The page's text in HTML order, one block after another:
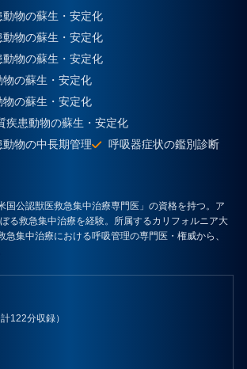
動物の蘇生・安定化
物の蘇生・安定化
動物の蘇生・安定化
物の蘇生・安定化
物の蘇生・安定化
疾患動物の蘇生・安定化
物の中長期管理
呼吸器症状の鑑別診断
国公認獣医救急集中治療専門医」の資格を持つ。ア
る救急集中治療を経験。所属するカリフォルニア大
急集中治療における呼吸管理の専門医・権威から、
122分収録）